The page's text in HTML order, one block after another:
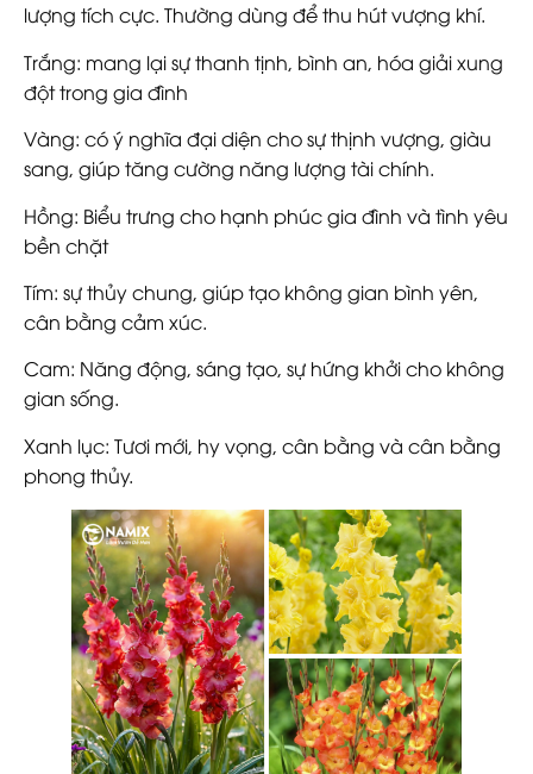
lượng tích cực. Thường dùng để thu hút vượng khí.
Trắng: mang lại sự thanh tịnh, bình an, hóa giải xung
đột trong gia đình
Vàng: có ý nghĩa đại diện cho sự thịnh vượng, giàu
sang, giúp tăng cường năng lượng tài chính.
Hồng: Biểu trưng cho hạnh phúc gia đình và tình yêu
bền chặt
Tím: sự thủy chung, giúp tạo không gian bình yên,
cân bằng cảm xúc.
Cam: Năng động, sáng tạo, sự hứng khởi cho không
gian sống.
Xanh lục: Tươi mới, hy vọng, cân bằng và cân bằng
phong thủy.